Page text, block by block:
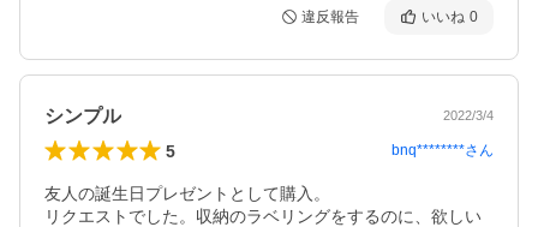
違反報告 いいね 0
シンプル 2022/3/4
5 bnq********さん
友人の誕生日プレゼントとして購入。
リクエストでした。収納のラベリングをするのに、欲しい